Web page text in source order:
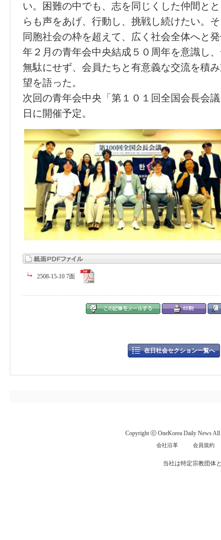
い。困難の中でも、志を同じくした仲間と
らも声をあげ、行動し、挑戦し続けたい。
同胞社会の枠を超えて、広く社会全体へと
年２月の青年会中央結成５０周年を意識し
無駄にせず、会員たちと有意義な交流を積
望を語った。
次回の青年会中央「第１０１回全国会長会
日に開催予定。
2508-15-10 7面
在日社会セクション一覧へ
Copyright ⓒ OneKorea Daily News All
会社沿革 会員規約
当社は特定宗教団体